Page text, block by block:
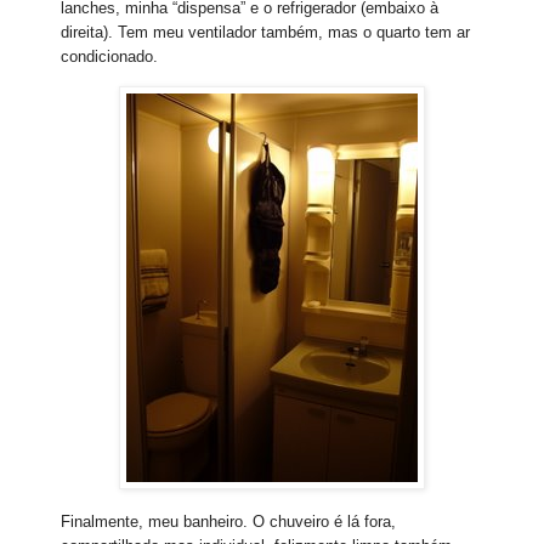
lanches, minha “dispensa” e o refrigerador (embaixo à
direita). Tem meu ventilador também, mas o quarto tem ar
condicionado.
Finalmente, meu banheiro. O chuveiro é lá fora,